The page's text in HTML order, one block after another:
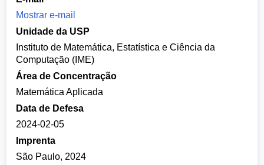
Mostrar e-mail
Unidade da USP
Instituto de Matemática, Estatística e Ciência da
Computação (IME)
Área de Concentração
Matemática Aplicada
Data de Defesa
2024-02-05
Imprenta
São Paulo, 2024